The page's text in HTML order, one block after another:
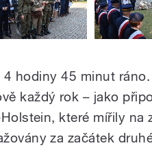
4 hodiny 45 minut
každý rok – jako
které mířily na
za začátek